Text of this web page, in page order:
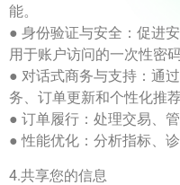
能。
● 身份验证与安全：促进
用于账户访问的一次性密
● 对话式商务与支持：通
务、订单更新和个性化推
● 订单履行：处理交易、
● 性能优化：分析指标、
4.共享您的信息